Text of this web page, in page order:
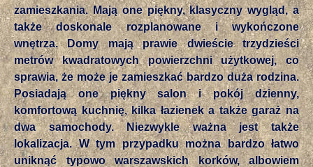
zamieszkania. Mają one piękny, klasyczny wygląd, a
także doskonale rozplanowane i wykończone
wnętrza. Domy mają prawie dwieście trzydzieści
metrów kwadratowych powierzchni użytkowej, co
sprawia, że może je zamieszkać bardzo duża rodzina.
Posiadają one piękny salon i pokój dzienny,
komfortową kuchnię, kilka łazienek a także garaż na
dwa samochody. Niezwykle ważna jest także
lokalizacja. W tym przypadku można bardzo łatwo
uniknąć typowo warszawskich korków, albowiem